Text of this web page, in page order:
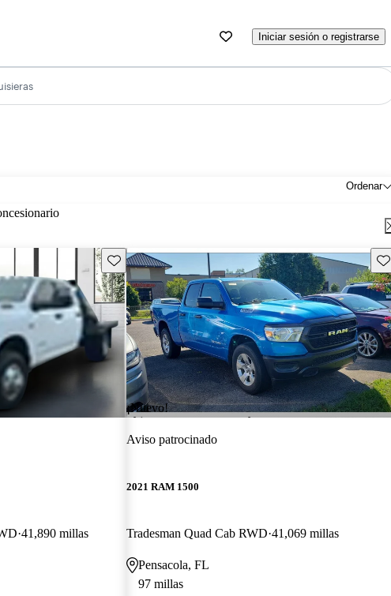
Iniciar sesión o registrarse
Ordenar
Guarda este Aviso
41,890 millas
¡Nuevo!
Aviso patrocinado
2021 RAM 1500
Tradesman Quad Cab RWD 41,069 millas
Pensacola, FL
97 millas